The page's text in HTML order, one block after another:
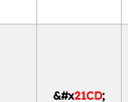
&#x21CD;